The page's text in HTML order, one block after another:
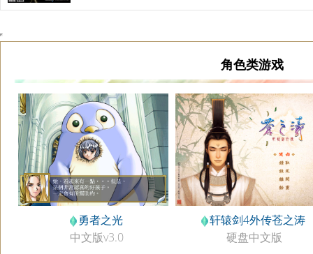
角色类游戏
勇者之光
中文版v3.0
轩辕剑4外传苍之涛
硬盘中文版